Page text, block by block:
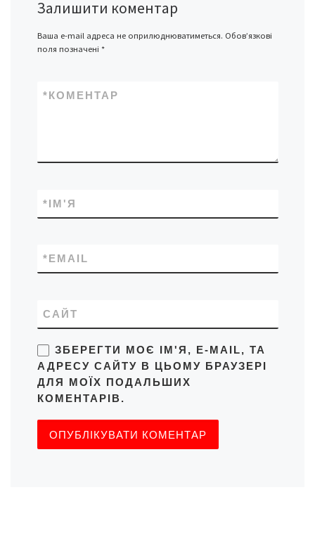
Залишити коментар
Ваша e-mail адреса не оприлюднюватиметься. Обов’язкові
поля позначені *
КОМЕНТАР
*
ІМ'Я
*
EMAIL
*
САЙТ
ЗБЕРЕГТИ МОЄ ІМ'Я, E-MAIL, ТА
АДРЕСУ САЙТУ В ЦЬОМУ БРАУЗЕРІ
ДЛЯ МОЇХ ПОДАЛЬШИХ
КОМЕНТАРІВ.